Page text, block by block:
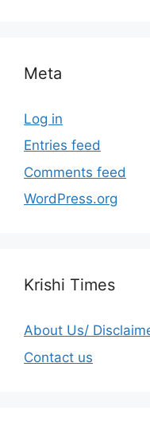
Meta
Log in
Entries feed
Comments feed
WordPress.org
Krishi Times
About Us/
Contact us